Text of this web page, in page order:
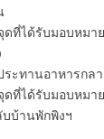
ดที่ได้รับมอบหม
ระทานอาหารกล
ดที่ได้รับมอบหมา
บบ้านพักพิงฯ